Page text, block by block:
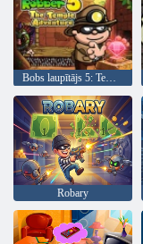
Bobs laupītājs 5: Tempļa piedzīvojums
Robary